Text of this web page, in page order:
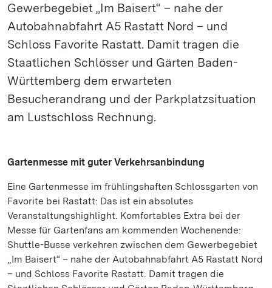
Gewerbegebiet „Im Baisert“ – nahe der
Autobahnabfahrt A5 Rastatt Nord – und
Schloss Favorite Rastatt. Damit tragen die
Staatlichen Schlösser und Gärten Baden-
Württemberg dem erwarteten
Besucherandrang und der Parkplatzsituation
am Lustschloss Rechnung.
Gartenmesse mit guter Verkehrsanbindung
Eine Gartenmesse im frühlingshaften Schlossgarten von
Favorite bei Rastatt: Das ist ein absolutes
Veranstaltungshighlight. Komfortables Extra bei der
Messe für Gartenfans am kommenden Wochenende:
Shuttle-Busse verkehren zwischen dem Gewerbegebiet
„Im Baisert“ – nahe der Autobahnabfahrt A5 Rastatt Nord
– und Schloss Favorite Rastatt. Damit tragen die